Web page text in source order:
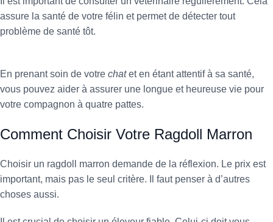
assure la santé de votre félin et permet de détecter tout
problème de santé tôt.
En prenant soin de votre chatet en étant attentif à sa santé,
vous pouvez aider à assurer une longue et heureuse vie pour
votre compagnon à quatre pattes.
Comment Choisir Votre Ragdoll Marron
Choisir un ragdoll marron demande de la réflexion. Le prix est
important, mais pas le seul critère. Il faut penser à d’autres
choses aussi.